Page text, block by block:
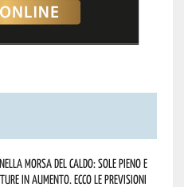
morsa del caldo: sole pieno e
in aumento. Ecco le previsioni